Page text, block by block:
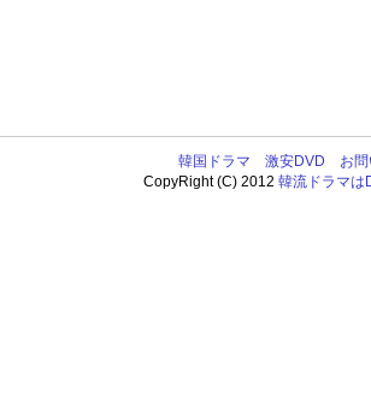
韓国ドラマ 激安DVD
お
CopyRight (C) 2012韓流ドラマは